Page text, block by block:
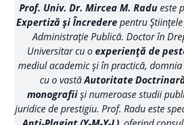
Prof. Univ. Dr. Mircea M. Radueste
Expertiză și Încrederepentru
Administrație Publică. Doctor în
Universitar cu oexperiență de
mediul academic și în practică,
cu o vastăAutoritate
monografiiși numeroase studii
juridice de prestigiu. Prof. Radu este